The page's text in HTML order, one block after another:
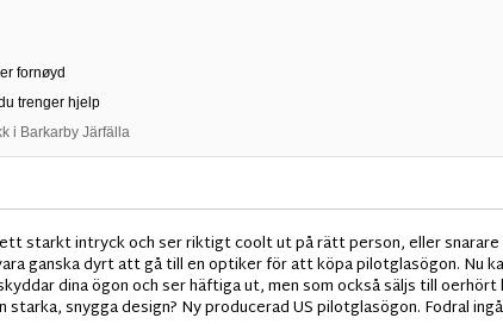
fornøyd
trenger hjelp
i Barkarby Järfälla
starkt intryck och ser riktigt coolt ut på rätt person, eller snarare
ganska dyrt att gå till en optiker för att köpa pilotglasögon. Nu
dina ögon och ser häftiga ut, men som också säljs till
starka, snygga design? Ny producerad US pilotglasögon. Fodral